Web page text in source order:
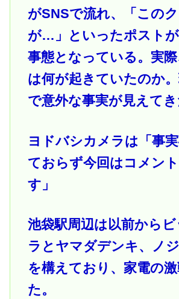
がSNSで流れ、「この
が…」といったポストが
事態となっている。実
は何が起きていたのか
で意外な事実が見えてき
ヨドバシカメラは「事
ておらず今回はコメン
す」
池袋駅周辺は以前から
ラとヤマダデンキ、ノ
を構えており、家電の
た。